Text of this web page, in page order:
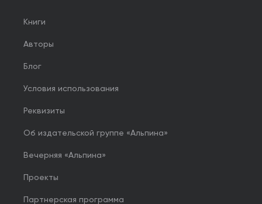
Книги
Авторы
Блог
Условия использования
Реквизиты
Об издательской группе «Альпина»
Вечерняя «Альпина»
Проекты
Партнерская программа